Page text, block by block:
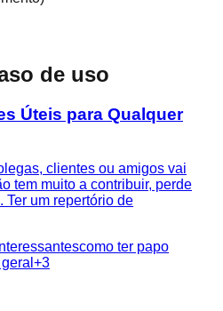
de uso
Úteis para Qualquer
clientes ou amigos vai
tem muito a contribuir, perde
um repertório de
como ter papo
+3